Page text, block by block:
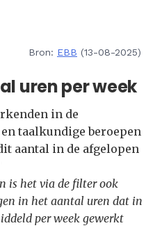
Bron: EBB (13-08-2025)
uren per week
in de
taalkundige beroepen
aantal in de afgelopen
is het via de filter ook
in het aantal uren dat in
per week gewerkt